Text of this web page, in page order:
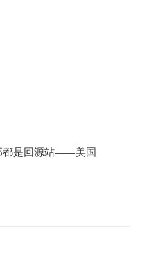
是回源站——美国